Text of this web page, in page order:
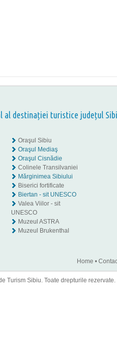
al destinației turistice județul
Oraşul Sibiu
Oraşul Mediaş
Oraşul Cisnădie
Colinele Transilvaniei
Mărginimea Sibiului
Biserici fortificate
Biertan - sit UNESCO
Valea Viilor - sit
UNESCO
Muzeul ASTRA
Muzeul Brukenthal
Home •
Turism Sibiu. Toate drepturile rezervate.